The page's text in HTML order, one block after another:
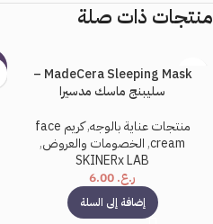
منتجات ذات صلة
MadeCera Sleeping Mask –
سليبنج ماسك مدسيرا
منتجات عناية بالوجه,
كريم face
cream
, الخصومات والعروض,
SKINERx LAB
ر.ع.
إضافة إلى السلة